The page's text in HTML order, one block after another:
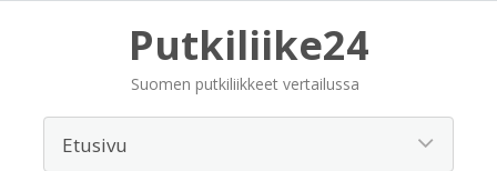
Putkiliike24
Suomen putkiliikkeet vertailussa